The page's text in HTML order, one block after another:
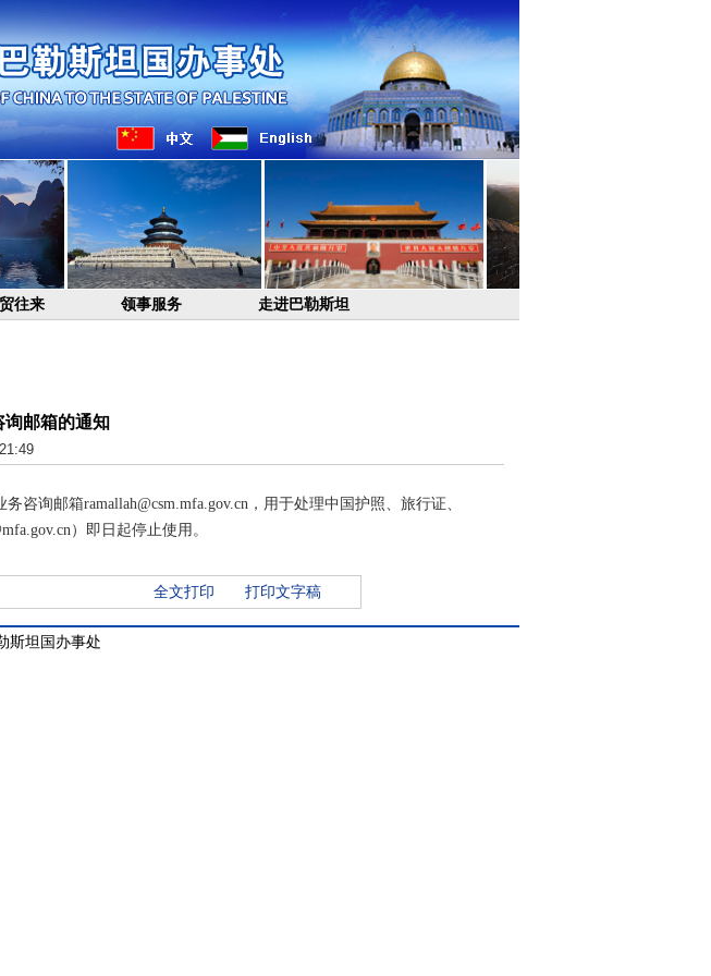
往来 领事服务 走进巴勒斯坦
询邮箱的通知
询邮箱ramallah@csm.mfa.gov.cn，用于处理中国护照、旅行证、
）即日起停止使用。
全文打印 打印文字稿
斯坦国办事处